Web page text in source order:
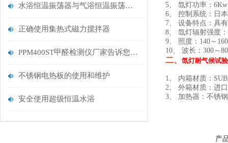
水浴恒温振荡器与气浴恒温振荡器的区别
正确使用集热式磁力搅拌器
PPM400ST甲醛检测仪厂家告诉您什么是甲醛
不锈钢电热板的使用和维护
安全使用超级恒温水浴
5、 氙灯功率：6Kw
6、 控制系统：日
7、 设备特点：具
8、 氙灯辐射强度
9、 照度：140～
10、 波长：300～
二、 氙灯耐气候试
1、 内箱材质：
2、 外箱材质：进
3、 加热器：不锈
产